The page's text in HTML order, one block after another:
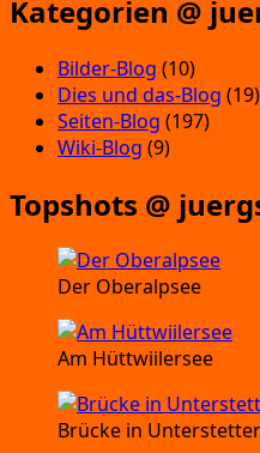
Kategorien @
Bilder-Blog (10)
Dies und das-Blog (19)
Seiten-Blog (197)
Wiki-Blog (9)
Topshots @
Der Oberalpsee
Am Hüttwiilersee
Brücke in